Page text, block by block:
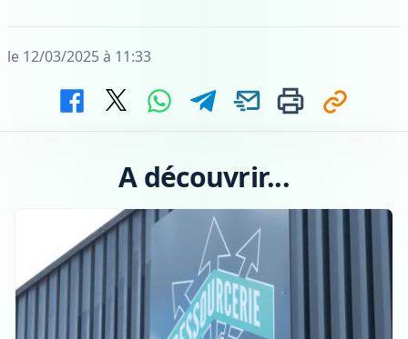
le 12/03/2025 à 11:33
A découvrir...